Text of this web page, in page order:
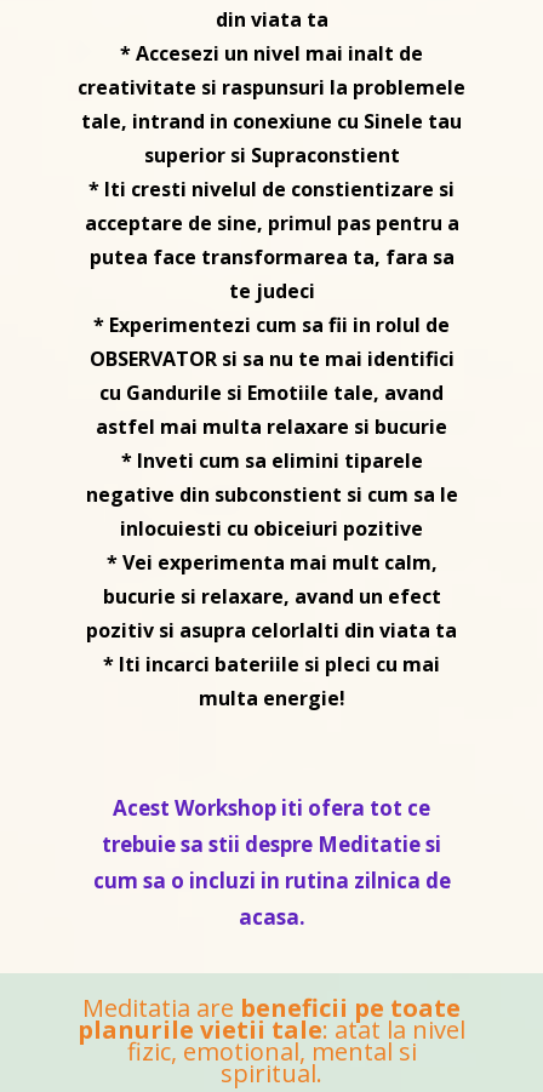
din viata ta
* Accesezi un nivel mai inalt de
creativitate si raspunsuri la problemele
tale, intrand in conexiune cu Sinele tau
superior si Supraconstient
* Iti cresti nivelul de constientizare si
acceptare de sine, primul pas pentru a
putea face transformarea ta, fara sa
te judeci
* Experimentezi cum sa fii in rolul de
OBSERVATOR si sa nu te mai identifici
cu Gandurile si Emotiile tale, avand
astfel mai multa relaxare si bucurie
* Inveti cum sa elimini tiparele
negative din subconstient si cum sa le
inlocuiesti cu obiceiuri pozitive
* Vei experimenta mai mult calm,
bucurie si relaxare, avand un efect
pozitiv si asupra celorlalti din viata ta
* Iti incarci bateriile si pleci cu mai
multa energie!
Acest Workshop iti ofera tot ce
trebuie sa stii despre Meditatie si
cum sa o incluzi in rutina zilnica de
acasa.
Meditatia are beneficii pe toate
planurile vietii tale: atat la nivel
fizic, emotional, mental si
spiritual.